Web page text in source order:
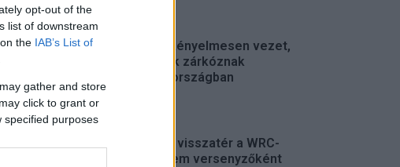
opt-out of the
list of downstream
the IAB’s List of
gather and store
click to grant or
specified purposes
Suárez kényelmesen vezet,
Németék zárkóznak
Spanyolországban
Munster visszatér a WRC-
be, de nem versenyzőként